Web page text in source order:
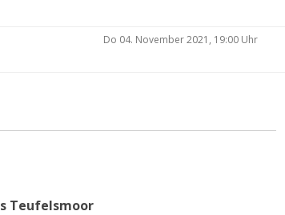
Do 04. November 2021, 19:00 Uhr
Teufelsmoor